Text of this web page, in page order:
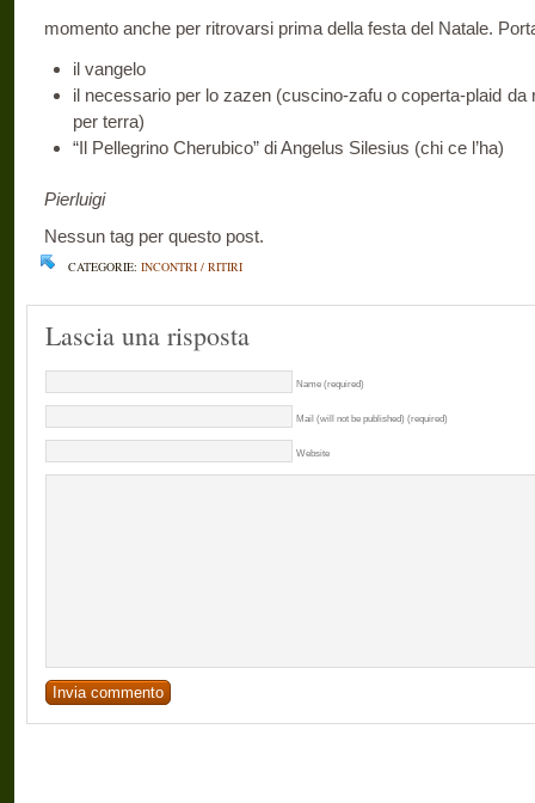
momento anche per ritrovarsi prima della festa del Natale.
il vangelo
il necessario per lo zazen (cuscino-zafu o coperta-plaid da
per terra)
“Il Pellegrino Cherubico” di Angelus Silesius (chi ce l’ha)
Pierluigi
Nessun tag per questo post.
CATEGORIE: INCONTRI / RITIRI
Lascia una risposta
Name (required)
Mail (will not be published) (required)
Website